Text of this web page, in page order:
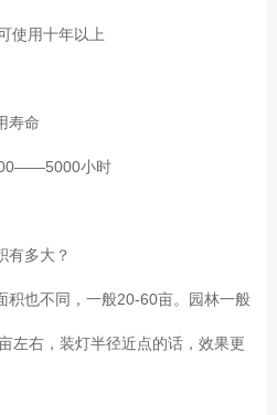
使用十年以上
寿命
小时
有多大？
积也不同，一般20-60亩。园林一般
左右，装灯半径近点的话，效果更